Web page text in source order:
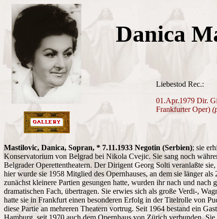
Danica
Liebestod Rec.:
01.Apr.1979 Dir.
Frankfurter Oper)
Mastilovic, Danica, Sopran, * 7.11.1933 Negotin (Serbien); sie
Konservatorium von Belgrad bei Nikola Cvejic. Sie sang noch
Belgrader Operettentheatern. Der Dirigent Georg Solti veranlaßte
hier wurde sie 1958 Mitglied des Opernhauses, an dem sie länger
zunächst kleinere Partien gesungen hatte, wurden ihr nach und nach
dramatischen Fach, übertragen. Sie erwies sich als große Verdi-,
hatte sie in Frankfurt einen besonderen Erfolg in der Titelrolle von
diese Partie an mehreren Theatern vortrug. Seit 1964 bestand ein
Hamburg, seit 1970 auch dem Opernhaus von Zürich verbunden.